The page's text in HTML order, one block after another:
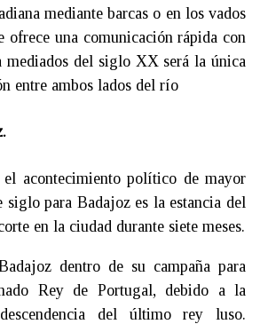
mediante barcas o en los vados
ofrece una comunicación rápida con
mediados del siglo XX será la única
entre ambos lados del río
acontecimiento político de mayor
siglo para Badajoz es la estancia del
en la ciudad durante siete meses.
dentro de su campaña para
Rey de Portugal, debido a la
del último rey luso.